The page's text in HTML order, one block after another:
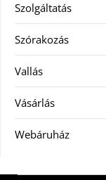
Szolgáltatás
Szórakozás
Vallás
Vásárlás
Webáruház